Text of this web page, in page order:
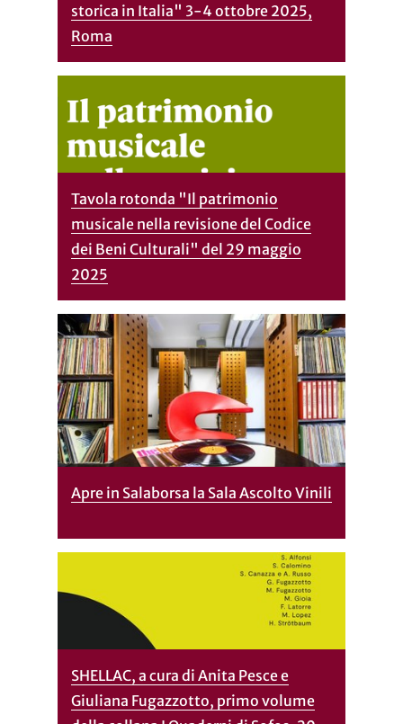
storica in Italia" 3-4 ottobre 2025,
Roma
Tavola rotonda "Il patrimonio
musicale nella revisione del Codice
dei Beni Culturali" del 29 maggio
2025
Apre in Salaborsa la Sala Ascolto Vinili
SHELLAC, a cura di Anita Pesce e
Giuliana Fugazzotto, primo volume